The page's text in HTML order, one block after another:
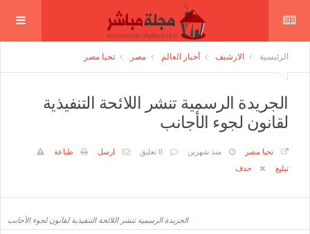
الرئيسية الارشيف أخبار العالم مصر تحيا مصر
الجريدة الرسمية تنشر اللائحة التنفيذية
لقانون لجوء الأجانب
تحيا مصر منذ شهرين 0 تعليق ارسل
طباعة
تبليغ
حذف
الجريدة الرسمية تنشر اللائحة التنفيذية لقانون لجوء الأجانب